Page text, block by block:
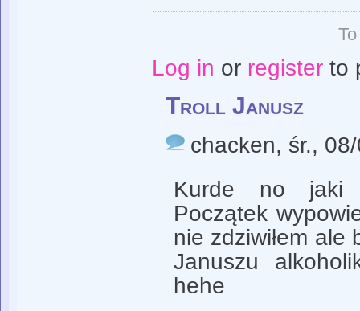
Log in or registerto
Troll Janusz
chacken, śr.,
Kurde no jaki
Początek
nie zdziwiłem ale
Januszu
hehe